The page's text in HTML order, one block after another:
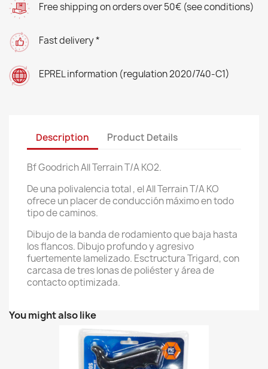
Free shipping on orders over 50€ (see conditions)
Fast delivery *
EPREL information (regulation 2020/740-C1)
Description Product Details
Bf Goodrich All Terrain T/A KO2.
De una polivalencia total , el All Terrain T/A KO
ofrece un placer de conducción máximo en todo
tipo de caminos.
Dibujo de la banda de rodamiento que baja hasta
los flancos. Dibujo profundo y agresivo
fuertemente lamelizado. Esctructura Trigard, con
carcasa de tres lonas de poliéster y área de
contacto optimizada.
You might also like